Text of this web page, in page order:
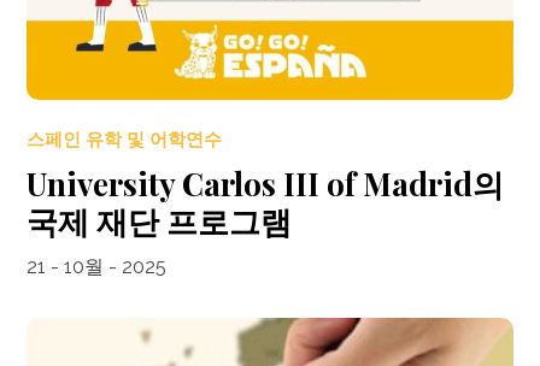
스페인 유학 및 어학연수
University Carlos III of Madrid의
국제 재단 프로그램
21 - 10월 - 2025